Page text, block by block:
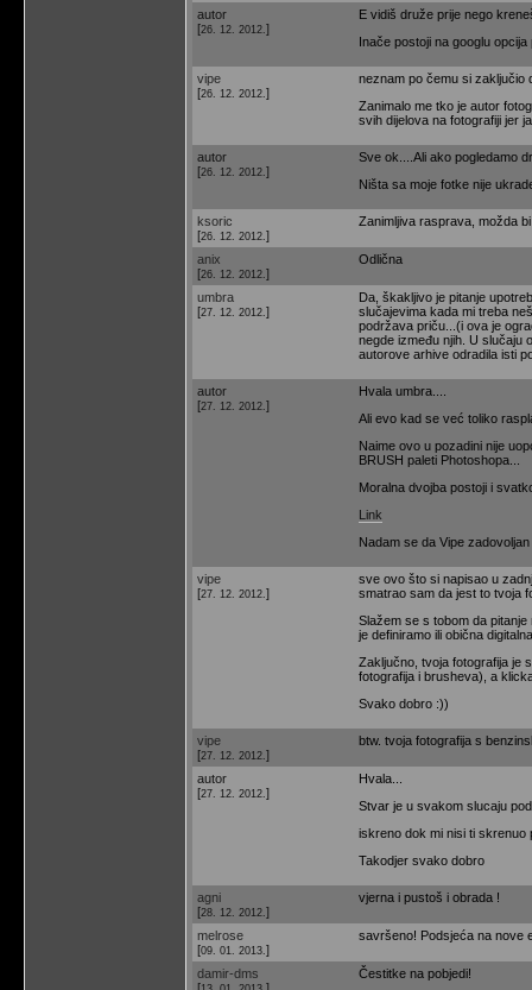
autor
[26. 12. 2012. ]
E vidiš druže prije nego
Inače postoji na googlu
vipe
[26. 12. 2012. ]
neznam po čemu si zaključio
Zanimalo me tko je autor
svih dijelova na fotografiji jer
autor
[26. 12. 2012. ]
Sve ok....Ali ako pogledamo
Ništa sa moje fotke nije
ksoric
[26. 12. 2012. ]
Zanimljiva rasprava, možda
anix
[26. 12. 2012. ]
Odlična
umbra
[27. 12. 2012. ]
Da, škakljivo je pitanje
slučajevima kada mi treba
podržava priču...(i ova je
negde između njih. U slučaju
autorove arhive odradila isti
autor
[27. 12. 2012. ]
Hvala umbra....
Ali evo kad se već toliko
Naime ovo u pozadini nije
BRUSH paleti Photoshopa...
Moralna dvojba postoji i
Link
Nadam se da Vipe
vipe
[27. 12. 2012. ]
sve ovo što si napisao u
smatrao sam da jest to tvoja
Slažem se s tobom da
je definiramo ili obična
Zaključno, tvoja fotografija je
fotografija i brusheva), a
Svako dobro :))
vipe
[27. 12. 2012. ]
btw. tvoja fotografija s
autor
[27. 12. 2012. ]
Hvala...
Stvar je u svakom slucaju
iskreno dok mi nisi ti skrenuo
Takodjer svako dobro
agni
[28. 12. 2012. ]
vjerna i pustoš i obrada !
melrose
[09. 01. 2013. ]
savršeno! Podsjeća na nove
damir-dms
Čestitke na pobjedi!